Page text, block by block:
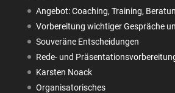
Angebot: Coaching, Training,
Vorbereitung wichtiger Gespräche
Souveräne Entscheidungen
Rede- und
Karsten Noack
Organisatorisches